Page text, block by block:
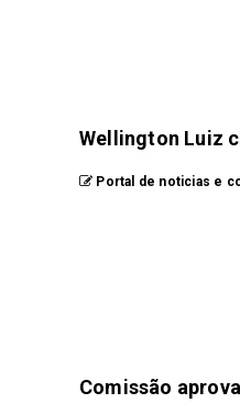
Wellington Luiz
Portal de noticias e
Comissão